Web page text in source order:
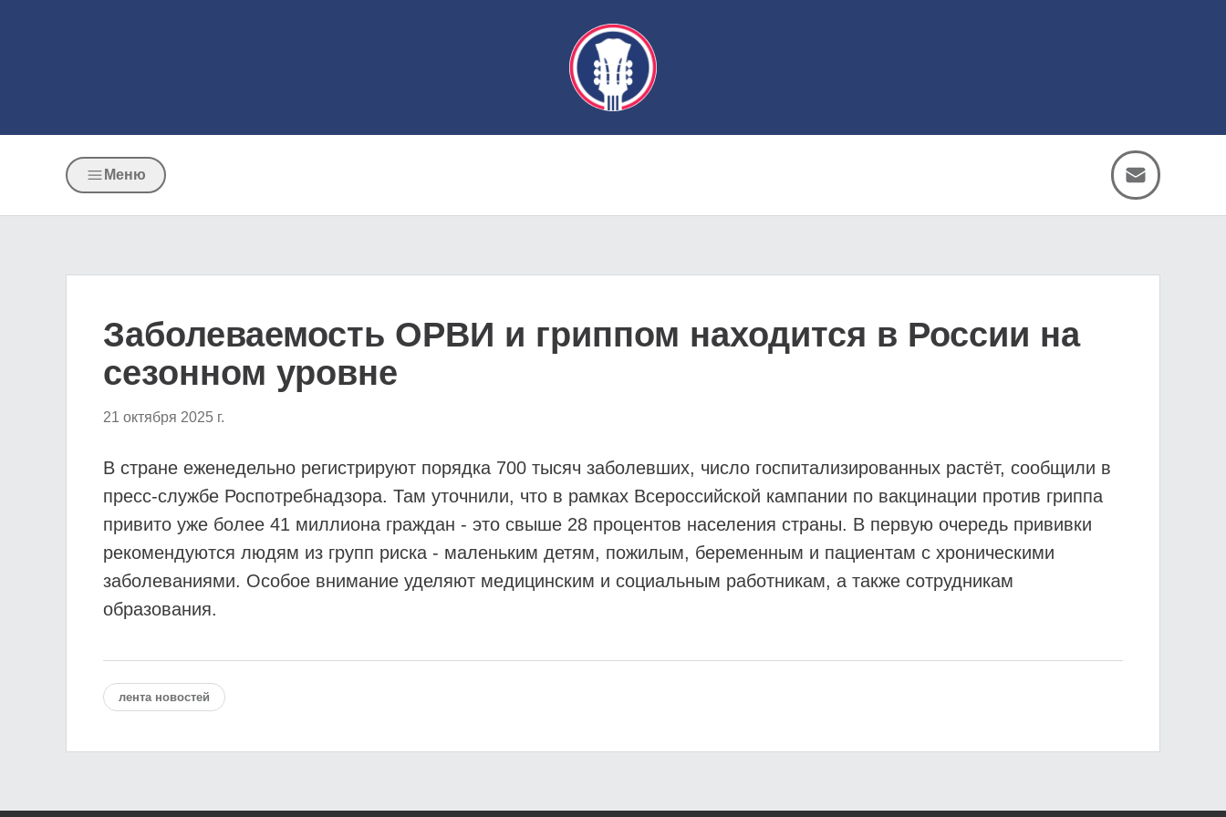
Меню
Заболеваемость ОРВИ и гриппом находится в России на
сезонном уровне
21 октября 2025 г.
В стране еженедельно регистрируют порядка 700 тысяч заболевших, число госпитализированных растёт, сообщили в
пресс-службе Роспотребнадзора. Там уточнили, что в рамках Всероссийской кампании по вакцинации против гриппа
привито уже более 41 миллиона граждан - это свыше 28 процентов населения страны. В первую очередь прививки
рекомендуются людям из групп риска - маленьким детям, пожилым, беременным и пациентам с хроническими
заболеваниями. Особое внимание уделяют медицинским и социальным работникам, а также сотрудникам
образования.
лента новостей